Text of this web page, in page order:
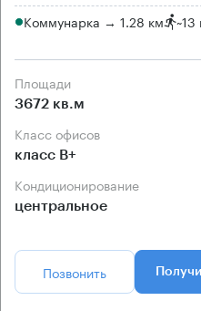
Коммунарка → 1.28 км ~13
Площади
3672 кв.м
Класс офисов
класс B+
Кондиционирование
центральное
Позвонить